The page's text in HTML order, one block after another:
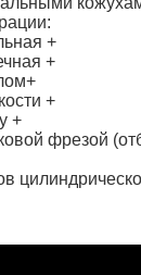
+
+
+
+
фрезой